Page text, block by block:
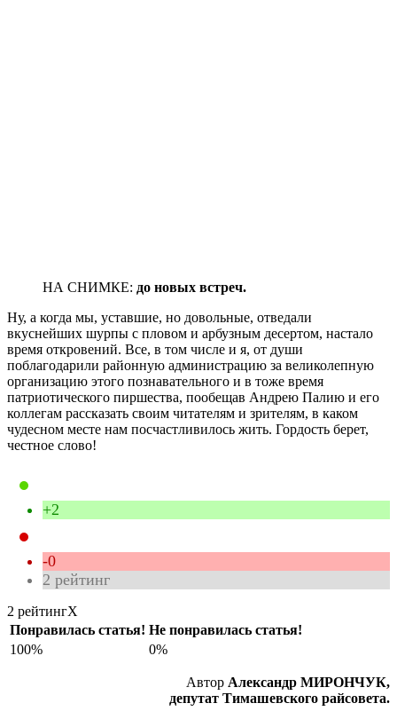
НА СНИМКЕ: до новых встреч.
Ну, а когда мы, уставшие, но довольные, отведали
вкуснейших шурпы с пловом и арбузным десертом, настало
время откровений. Все, в том числе и я, от души
поблагодарили районную администрацию за великолепную
организацию этого познавательного и в тоже время
патриотического пиршества, пообещав Андрею Палию и его
коллегам рассказать своим читателям и зрителям, в каком
чудесном месте нам посчастливилось жить. Гордость берет,
честное слово!
+2
-0
2 рейтинг
2 рейтингX
Понравилась статья! Не понравилась статья!
100%
0%
Автор Александр МИРОНЧУК,
депутат Тимашевского райсовета.